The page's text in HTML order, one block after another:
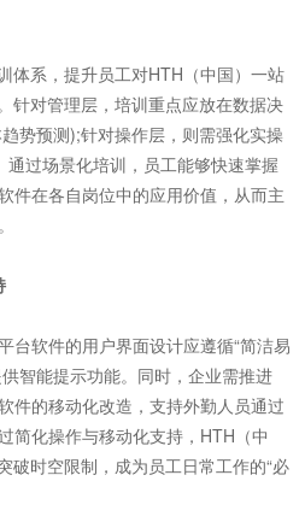
系，提升员工对HTH（中国）一站
针对管理层，培训重点应放在数据决
势预测);针对操作层，则需强化实操
过场景化培训，员工能够快速掌握
件在各自岗位中的应用价值，从而主
软件的用户界面设计应遵循“简洁易
智能提示功能。同时，企业需推进
件的移动化改造，支持外勤人员通过
简化操作与移动化支持，HTH（中
破时空限制，成为员工日常工作的“必